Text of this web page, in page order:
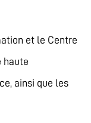
et le Centre
haute
ainsi que les